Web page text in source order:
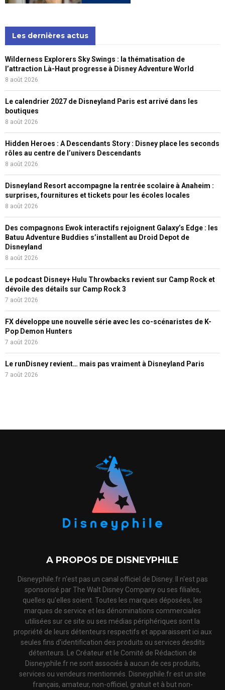
Les dernières actus
Wilderness Explorers Sky Swings : la thématisation de
l’attraction Là-Haut progresse à Disney Adventure World
8 août 2026
Le calendrier 2027 de Disneyland Paris est arrivé dans les
boutiques
8 août 2026
Hidden Heroes : A Descendants Story : Disney place les seconds
rôles au centre de l’univers Descendants
8 août 2026
Disneyland Resort accompagne la rentrée scolaire à Anaheim :
surprises, fournitures et tickets pour les écoles locales
8 août 2026
Des compagnons Ewok interactifs rejoignent Galaxy’s Edge : les
Batuu Adventure Buddies s’installent au Droid Depot de
Disneyland
8 août 2026
Le podcast Disney+ Hulu Throwbacks revient sur Camp Rock et
dévoile des détails sur Camp Rock 3
7 août 2026
FX développe une nouvelle série avec les co-scénaristes de K-
Pop Demon Hunters
7 août 2026
Le runDisney revient… mais pas vraiment à Disneyland Paris
7 août 2026
A PROPOS DE DISNEYPHILE
Disneyphile.fr n'est pas un canal officiel de Disney. Il n'est pas
sponsorisé par The Walt Disney Company ou ses filiales,
quelles qu'elles soient. Toutes les marques déposées, les
marques de service et les dénominations commerciales
utilisées sur ce site ou ses médias périphériques sont la
propriété de leurs détenteurs respectifs et apparaissent ici aux
seules fins d'identification des produits ou services desdits
détenteurs. Le Créateur et le Comité de Rédaction de
Disneyphile.fr ne sont associés à aucun de ces produits,
services ou vendeurs mentionnés. Disneyphile.fr est un site
français, amateur, non-officiel, gratuit et à but non-